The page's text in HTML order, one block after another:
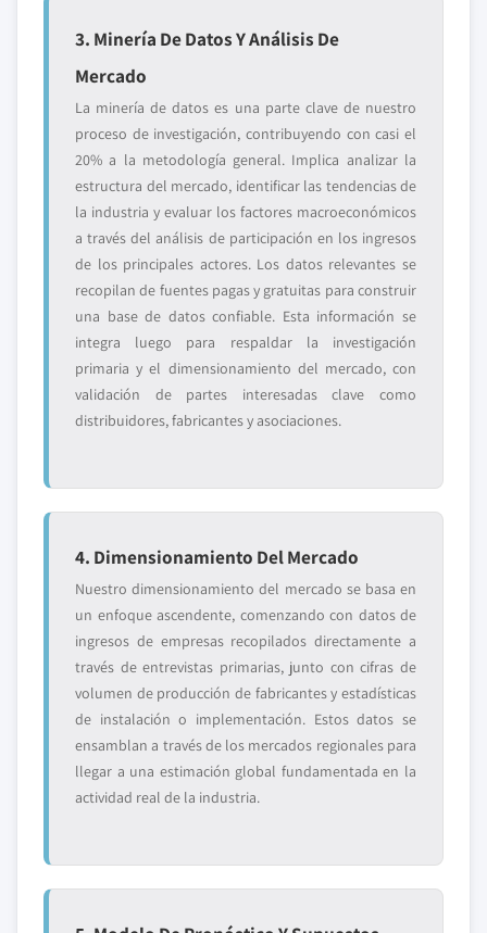
3. Minería De Datos Y Análisis De
Mercado
La minería de datos es una parte clave de nuestro
proceso de investigación, contribuyendo con casi el
20% a la metodología general. Implica analizar la
estructura del mercado, identificar las tendencias de
la industria y evaluar los factores macroeconómicos
a través del análisis de participación en los ingresos
de los principales actores. Los datos relevantes se
recopilan de fuentes pagas y gratuitas para construir
una base de datos confiable. Esta información se
integra luego para respaldar la investigación
primaria y el dimensionamiento del mercado, con
validación de partes interesadas clave como
distribuidores, fabricantes y asociaciones.
4. Dimensionamiento Del Mercado
Nuestro dimensionamiento del mercado se basa en
un enfoque ascendente, comenzando con datos de
ingresos de empresas recopilados directamente a
través de entrevistas primarias, junto con cifras de
volumen de producción de fabricantes y estadísticas
de instalación o implementación. Estos datos se
ensamblan a través de los mercados regionales para
llegar a una estimación global fundamentada en la
actividad real de la industria.